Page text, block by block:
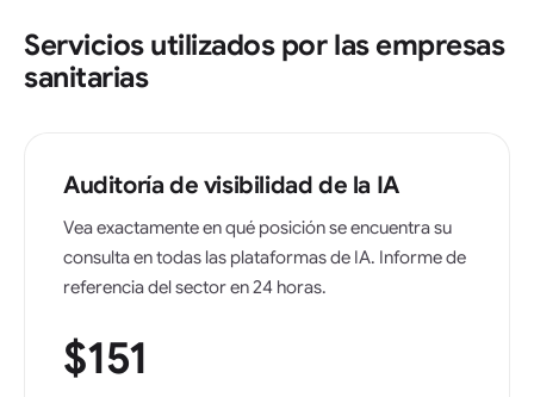
Servicios utilizados por las empresas
sanitarias
Auditoría de visibilidad de la IA
Vea exactamente en qué posición se encuentra su
consulta en todas las plataformas de IA. Informe de
referencia del sector en 24 horas.
$151